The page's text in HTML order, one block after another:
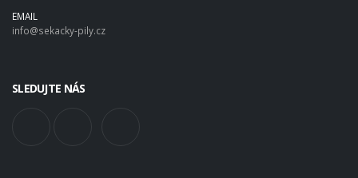
EMAIL
info@sekacky-pily.cz
SLEDUJTE NÁS